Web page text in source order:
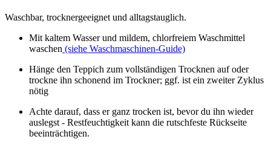
Waschbar, trocknergeeignet und alltagstauglich.
Mit kaltem Wasser und mildem, chlorfreiem Waschmittel
waschen (siehe Waschmaschinen-Guide)
Hänge den Teppich zum vollständigen Trocknen auf oder
trockne ihn schonend im Trockner; ggf. ist ein zweiter Zyklus
nötig
Achte darauf, dass er ganz trocken ist, bevor du ihn wieder
auslegst - Restfeuchtigkeit kann die rutschfeste Rückseite
beeinträchtigen.